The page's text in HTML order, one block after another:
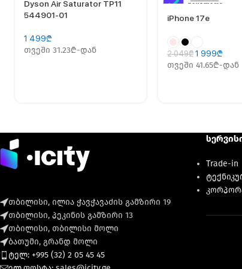
Dyson Air Saturator TP11
544901-01
1 499₾
თვეში 31.23₾-დან
iPhone 17e
2 049₾ 1 999₾
თვეში 41.65₾-დან
თბილისი, ილია ჭავჭავაძის გამზირი 19
თბილისი, პეკინის გამზირი 13
თბილისი, თბილისი მოლი
ბათუმი, გრანდ მოლი
ტელ: +995 (32) 2 05 45 45
Trade-in